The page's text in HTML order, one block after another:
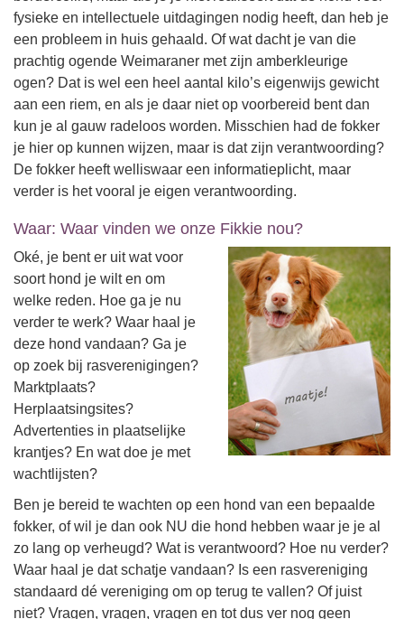
fysieke en intellectuele uitdagingen nodig heeft, dan heb je
een probleem in huis gehaald. Of wat dacht je van die
prachtig ogende Weimaraner met zijn amberkleurige
ogen? Dat is wel een heel aantal kilo’s eigenwijs gewicht
aan een riem, en als je daar niet op voorbereid bent dan
kun je al gauw radeloos worden. Misschien had de fokker
je hier op kunnen wijzen, maar is dat zijn verantwoording?
De fokker heeft welliswaar een informatieplicht, maar
verder is het vooral je eigen verantwoording.
Waar: Waar vinden we onze Fikkie nou?
Oké, je bent er uit wat voor
soort hond je wilt en om
welke reden. Hoe ga je nu
verder te werk? Waar haal je
deze hond vandaan? Ga je
op zoek bij rasverenigingen?
Marktplaats?
Herplaatsingsites?
Advertenties in plaatselijke
krantjes? En wat doe je met
wachtlijsten?
Ben je bereid te wachten op een hond van een bepaalde
fokker, of wil je dan ook NU die hond hebben waar je je al
zo lang op verheugd? Wat is verantwoord? Hoe nu verder?
Waar haal je dat schatje vandaan? Is een rasvereniging
standaard dé vereniging om op terug te vallen? Of juist
niet? Vragen, vragen, vragen en tot dus ver nog geen